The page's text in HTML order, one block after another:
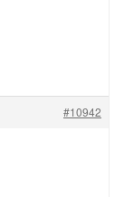
#10942